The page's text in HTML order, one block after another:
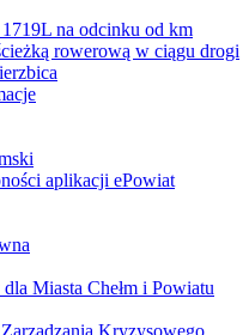
na odcinku od km
rowerową w ciągu drogi
aplikacji ePowiat
Miasta Chełm i Powiatu
Kryzysowego